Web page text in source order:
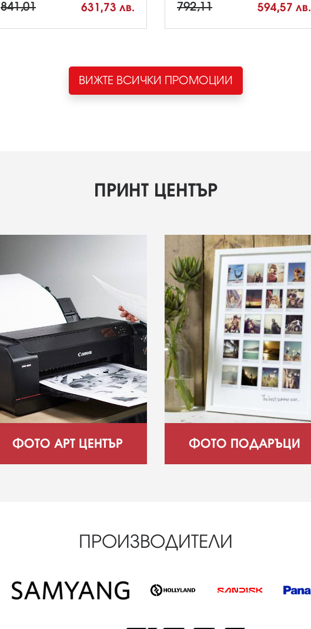
841,01 631,73 лв. 792,11 594,57 лв.
ВИЖТЕ ВСИЧКИ ПРОМОЦИИ
ПРИНТ ЦЕНТЪР
ФОТО АРТ ЦЕНТЪР ФОТО ПОДАРЪЦИ
ПРОИЗВОДИТЕЛИ